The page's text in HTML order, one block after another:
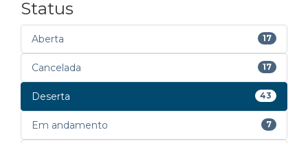
Status
Aberta 17
Cancelada 17
Deserta 43
Em andamento 7